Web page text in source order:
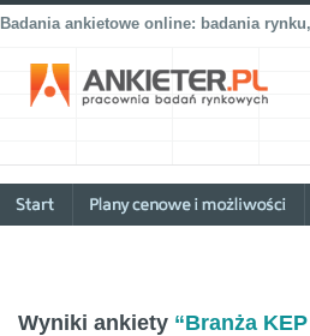
Badania ankietowe online: badania
Wyniki ankiety “Branża